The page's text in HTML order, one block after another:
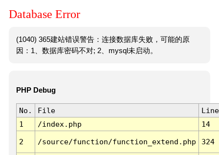
Database Error
(1040) 365建站错误警告：连接数据库失败，可能的原
因：1、数据库密码不对; 2、mysql未启动。
PHP Debug
No. File
Line
1
/index.php 14
2 /source/function/function_extend.php 324